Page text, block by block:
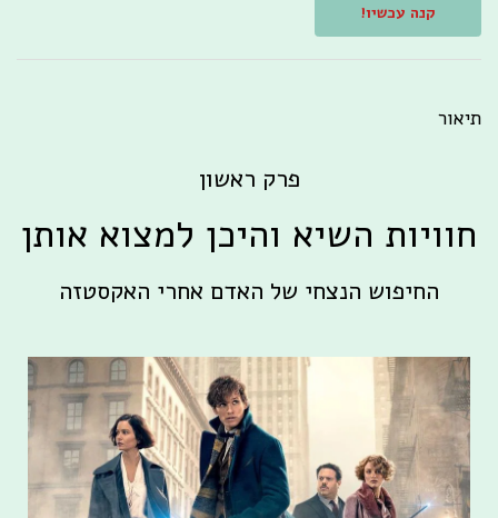
קנה עכשיו!
תיאור
פרק ראשון
חוויות השיא והיכן למצוא אותן
החיפוש הנצחי של האדם אחרי האקסטזה